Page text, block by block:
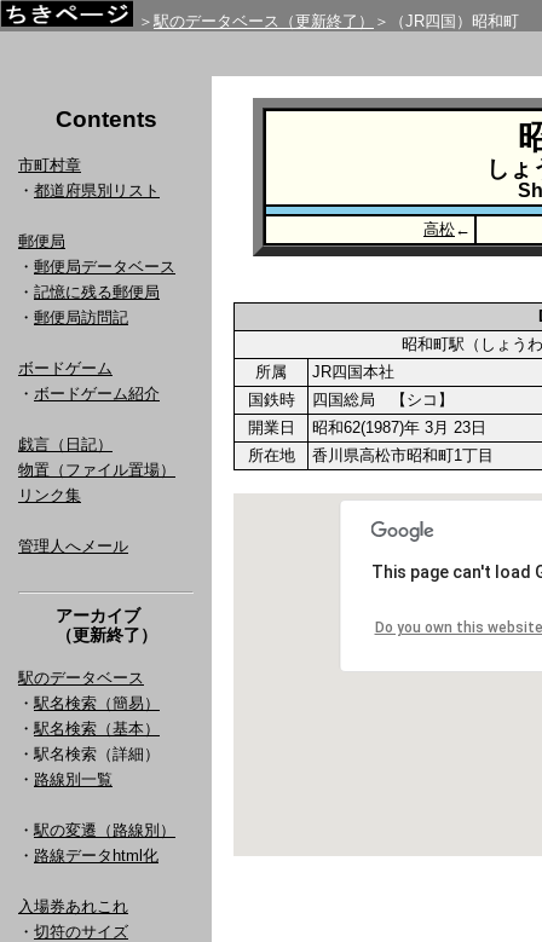
＞ 駅のデータベース（更新終了） ＞（JR四国）昭和町
Contents
市町村章
・ 都道府県別リスト
郵便局
・ 郵便局データベース
・ 記憶に残る郵便局
・ 郵便局訪問記
ボードゲーム
・ ボードゲーム紹介
戯言（日記）
物置（ファイル置場）
リンク集
管理人へメール
アーカイブ
（更新終了）
駅のデータベース
・ 駅名検索（簡易）
・ 駅名検索（基本）
・駅名検索（詳細）
・ 路線別一覧
・ 駅の変遷（路線別）
・ 路線データhtml化
入場券あれこれ
・ 切符のサイズ
しょ
高松←
昭和町駅（しょ
所属
JR四国本社
国鉄時
四国総局 【シコ】
開業日
昭和62(1987)年 3月 23日
所在地
香川県高松市昭和町1丁目